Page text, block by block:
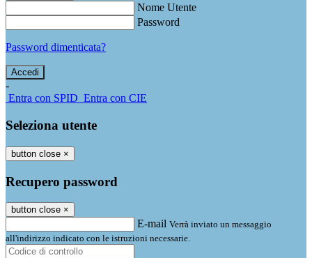
Nome Utente
Password
Password dimenticata?
-
Entra con SPID Entra con CIE
Seleziona utente
button close ×
Recupero password
button close ×
E-mail Verrà inviato un messaggio
all'indirizzo indicato con le istruzioni necessarie.